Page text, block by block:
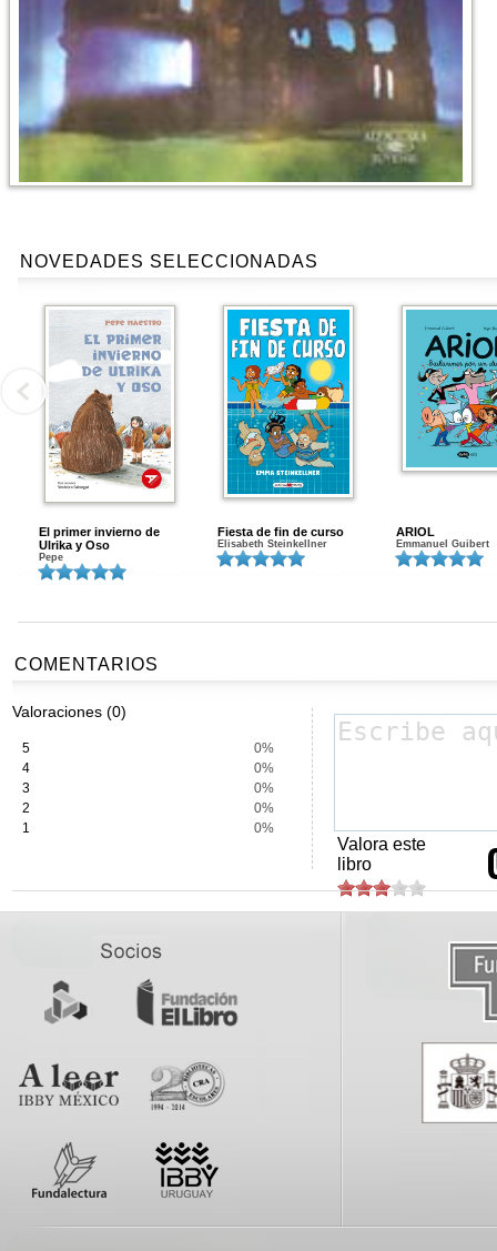
NOVEDADES SELECCIONADAS
El primer invierno de
Ulrika y Oso
Pepe
Fiesta de fin de curso
Elisabeth Steinkellner
ARIOL
Emmanuel Guibert
COMENTARIOS
Valoraciones (0)
5
0%
4
0%
3
0%
2
0%
1
0%
Valora este
libro